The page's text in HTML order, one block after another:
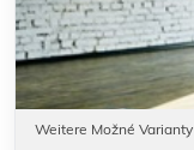
Weitere Možné